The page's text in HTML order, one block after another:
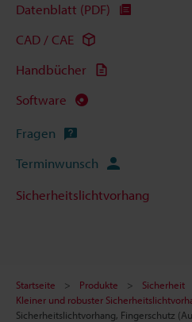
Datenblatt (PDF)
CAD / CAE
Handbücher
Software
Fragen
Terminwunsch
Sicherheitslichtvorhang
Startseite Produkte Sicherheit
Kleiner und robuster
Sicherheitslichtvorhang, Fingerschutz